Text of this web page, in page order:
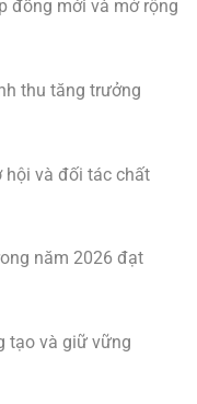
đồng mới và mở rộng
thu tăng trưởng
hội và đối tác chất
năm 2026 đạt
tạo và giữ vững